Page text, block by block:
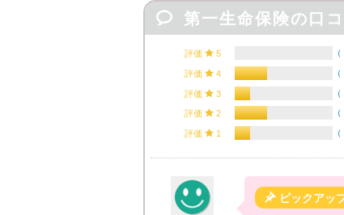
 第一生命保険の口コ
評価 5 （
評価 4 （
評価 3 （
評価 2 （
評価 1 （
 ピックアッ